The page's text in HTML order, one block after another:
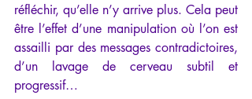
réfléchir, qu’elle n’y arrive plus. Cela peut
être l’effet d’une manipulation où l’on est
assailli par des messages contradictoires,
d’un lavage de cerveau subtil et
progressif…